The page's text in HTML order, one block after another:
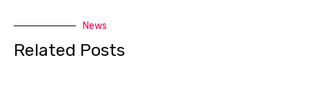
News
Related Posts